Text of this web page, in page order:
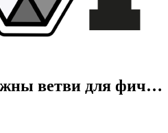
ветви для фич…